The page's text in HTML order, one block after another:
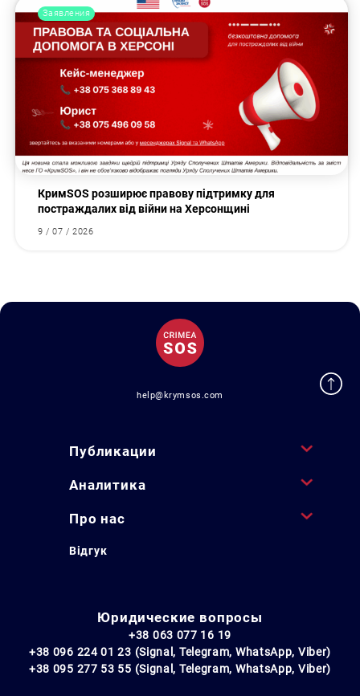
Заявления
КримSOS розширює правову підтримку для
постраждалих від війни на Херсонщині
9 / 07 / 2026
help@krymsos.com
Публикации
Аналитика
Про нас
Відгук
Юридические вопросы
+38 063 077 16 19
+38 096 224 01 23 (Signal, Telegram, WhatsApp, Viber)
+38 095 277 53 55 (Signal, Telegram, WhatsApp, Viber)